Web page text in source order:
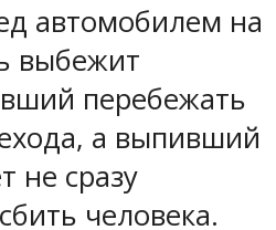
автомобилем на
выбежит
перебежать
а выпивший
не сразу
человека.